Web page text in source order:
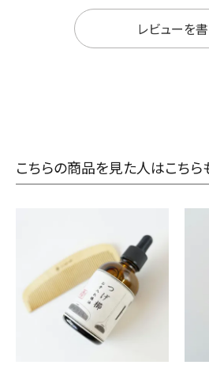
レビューを書
こちらの商品を見た人はこちら